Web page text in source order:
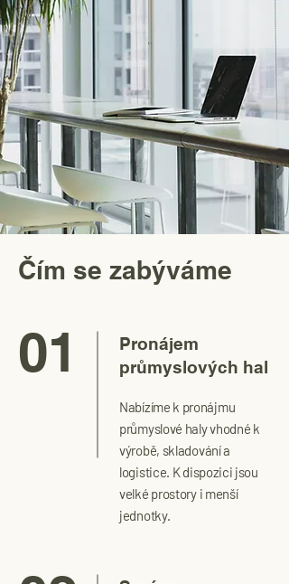
Čím se zabýváme
01
Pronájem
průmyslových hal
Nabízíme k pronájmu
průmyslové haly vhodné k
výrobě, skladování a
logistice. K dispozici jsou
velké prostory i menší
jednotky.